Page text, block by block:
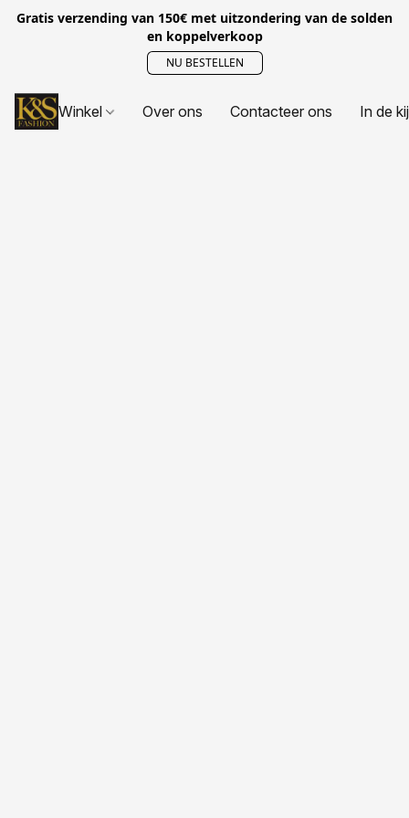
Gratis verzending van 150€ met uitzondering van de solden
en koppelverkoop
NU BESTELLEN
Winkel Over ons Contacteer ons In de